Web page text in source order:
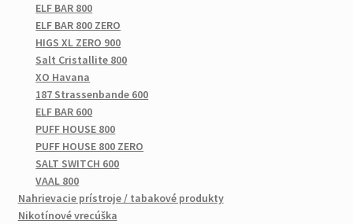
ELF BAR 800
ELF BAR 800 ZERO
HIGS XL ZERO 900
Salt Cristallite 800
XO Havana
187 Strassenbande 600
ELF BAR 600
PUFF HOUSE 800
PUFF HOUSE 800 ZERO
SALT SWITCH 600
VAAL 800
Nahrievacie prístroje / tabakové produkty
Nikotínové vrecúška